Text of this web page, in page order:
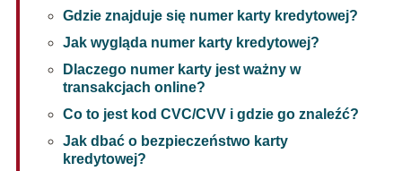
Gdzie znajduje się numer karty kredytowej?
Jak wygląda numer karty kredytowej?
Dlaczego numer karty jest ważny w
transakcjach online?
Co to jest kod CVC/CVV i gdzie go znaleźć?
Jak dbać o bezpieczeństwo karty
kredytowej?